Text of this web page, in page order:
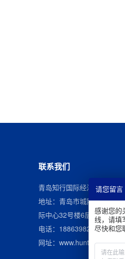
联系我们
青岛知行国际经济技术合作
地址：青岛市城阳区长城南
际中心32号楼6层
电话： 18863982059
网址： www.hunter-hr.com
请您留言
感谢您的
线，请填
尽快和您